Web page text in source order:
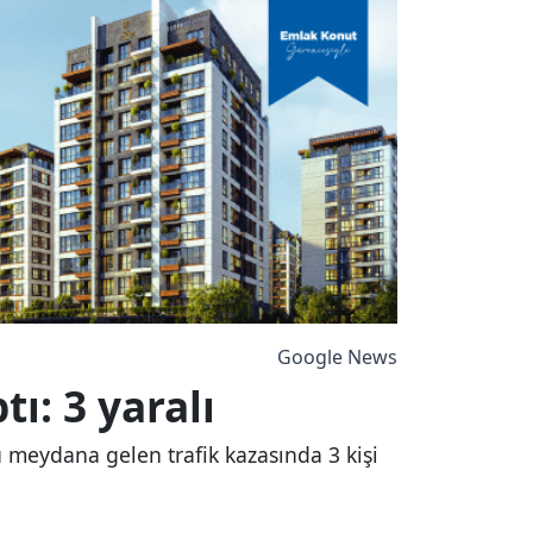
Google News
3 yaralı
gelen trafik kazasında 3 kişi